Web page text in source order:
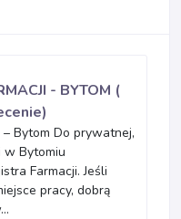
- BYTOM (
Bytom Do prywatnej,
Bytomiu
Farmacji. Jeśli
pracy, dobrą